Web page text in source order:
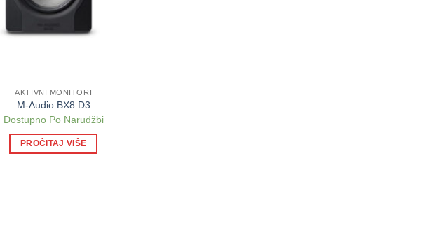
AKTIVNI MONITORI
M-Audio BX8 D3
Dostupno Po Narudžbi
PROČITAJ VIŠE